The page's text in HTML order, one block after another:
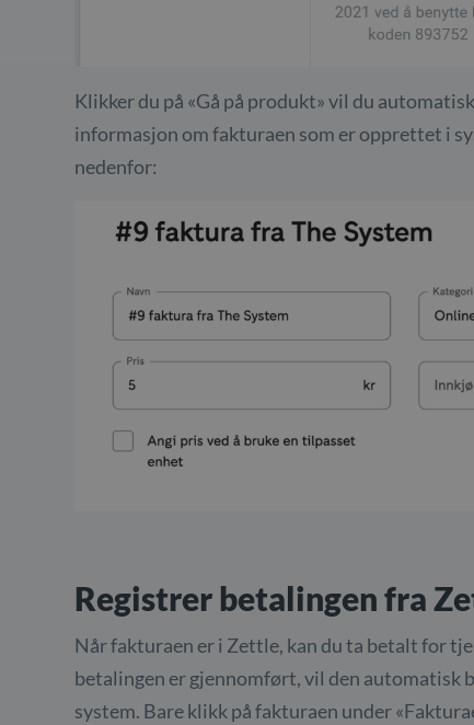
Klikker du på «Gå på produkt» vil du
informasjon om fakturaen som er opprettet i
nedenfor:
Registrer betalingen fra
Når fakturaen er i Zettle, kan du ta betalt for
betalingen er gjennomført, vil den automatisk
system. Bare klikk på fakturaen under